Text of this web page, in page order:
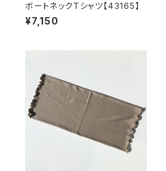
ボートネックTシャツ【43165】
¥7,150